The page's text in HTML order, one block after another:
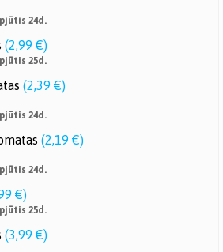
24d.
(2,99 €)
25d.
(2,39 €)
24d.
(2,19 €)
24d.
€)
25d.
(3,99 €)